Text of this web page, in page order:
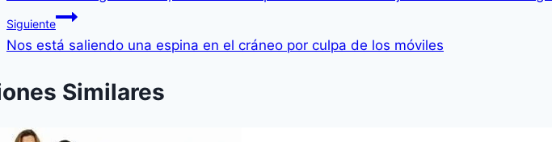
Siguiente
Nos está saliendo una espina en el cráneo por culpa de los móviles
Similares